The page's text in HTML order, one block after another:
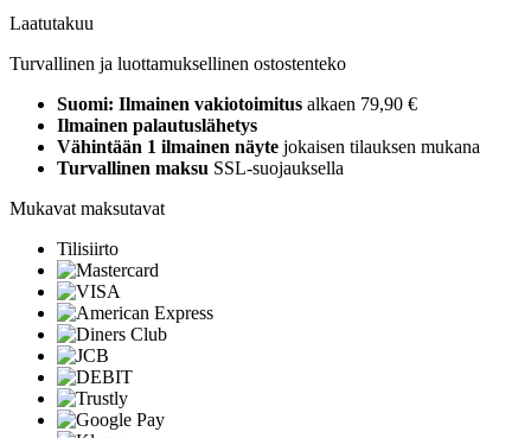
Laatutakuu
Turvallinen ja luottamuksellinen ostostenteko
Suomi: Ilmainen vakiotoimitus alkaen 79,90 €
Ilmainen palautuslähetys
Vähintään 1 ilmainen näyte jokaisen tilauksen mukana
Turvallinen maksu SSL-suojauksella
Mukavat maksutavat
Tilisiirto